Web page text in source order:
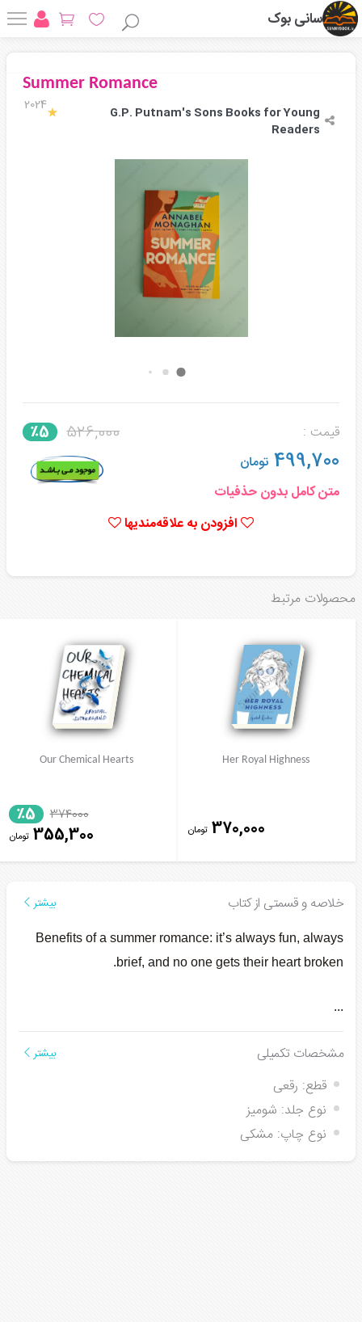
سانی بوک
Summer Romance
2024
G.P. Putnam's Sons Books for Young
Readers
قیمت : 526,000 ٪5
499,700 تومان
متن کامل بدون حذفیات
افزودن به علاقه‌مندیها
محصولات مرتبط
Her Royal Highness
370,000 تومان
Our Chemical Hearts
374000
٪5
355,300 تومان
خلاصه و قسمتی از کتاب بیشتر
Benefits of a summer romance: it’s always fun, always
brief, and no one gets their heart broken.
...
مشخصات تکمیلی بیشتر
قطع: رقعی
نوع جلد: شومیز
نوع چاپ: مشکی